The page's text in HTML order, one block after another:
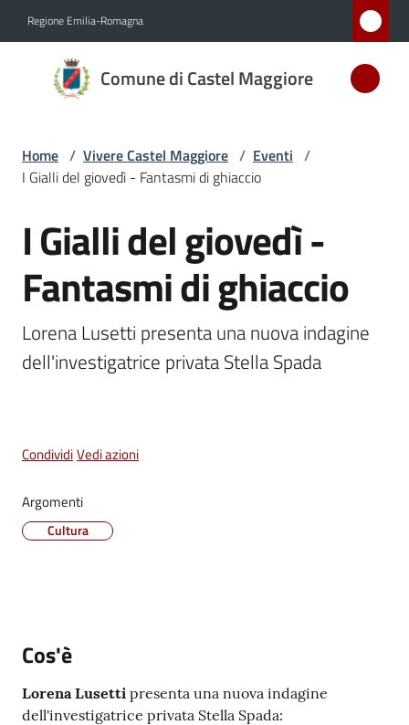
Regione Emilia-Romagna
Comune di Castel Maggiore
Comune
di Castel
D'ARGENTO
AL MERITO
Amministrazione
Novità
Castel
Menu selezionato
Albo
pretorio
Home / Vivere Castel Maggiore / Eventi /
I Gialli del giovedì - Fantasmi di ghiaccio
Salta al contenuto
I Gialli del giovedì -
Fantasmi di ghiaccio
Lorena Lusetti presenta una nuova indagine
dell'investigatrice privata Stella Spada
CondividiVedi azioni
Argomenti
Cultura
Cos'è
Lorena Lusetti presenta una nuova indagine
dell'investigatrice privata Stella Spada: